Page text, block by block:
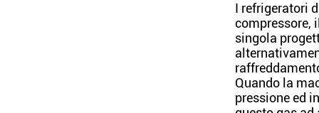
I refrigeratori
compressore,
singola
Quando la
pressione ed